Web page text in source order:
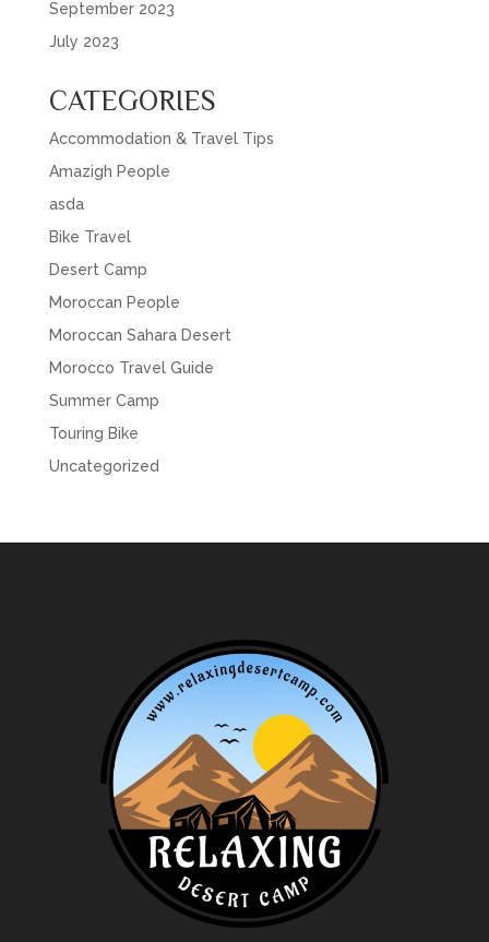
September 2023
July 2023
CATEGORIES
Accommodation & Travel Tips
Amazigh People
asda
Bike Travel
Desert Camp
Moroccan People
Moroccan Sahara Desert
Morocco Travel Guide
Summer Camp
Touring Bike
Uncategorized